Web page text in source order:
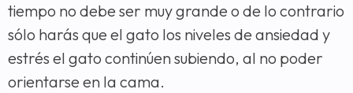
tiempo no debe ser muy grande o de lo contrario
sólo harás que el gato los niveles de ansiedad y
estrés el gato continúen subiendo, al no poder
orientarse en la cama.